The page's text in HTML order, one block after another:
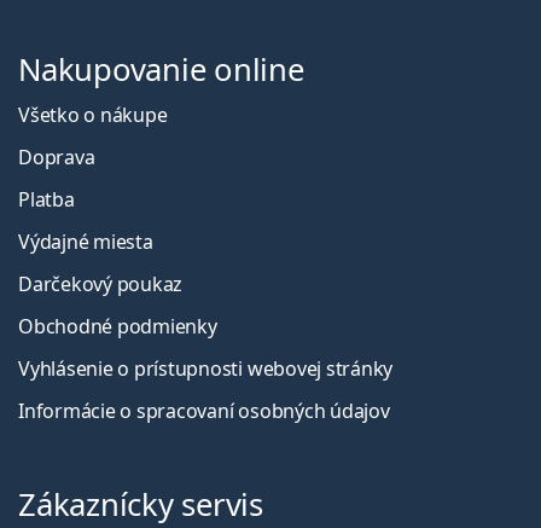
Nakupovanie online
Všetko o nákupe
Doprava
Platba
Výdajné miesta
Darčekový poukaz
Obchodné podmienky
Vyhlásenie o prístupnosti webovej stránky
Informácie o spracovaní osobných údajov
Zákaznícky servis